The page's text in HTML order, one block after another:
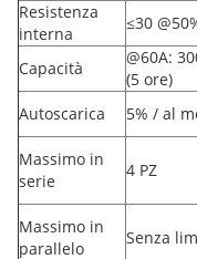
Resistenza
interna
≤30
Capacità
@60A:
(5 ore)
Autoscarica 5% / al
Massimo in
serie
4 PZ
Massimo in
parallelo
Senza